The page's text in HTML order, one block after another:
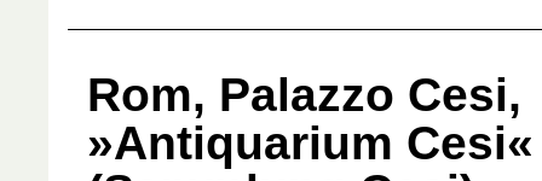
Rom, Palazzo Cesi,
»Antiquarium Cesi«